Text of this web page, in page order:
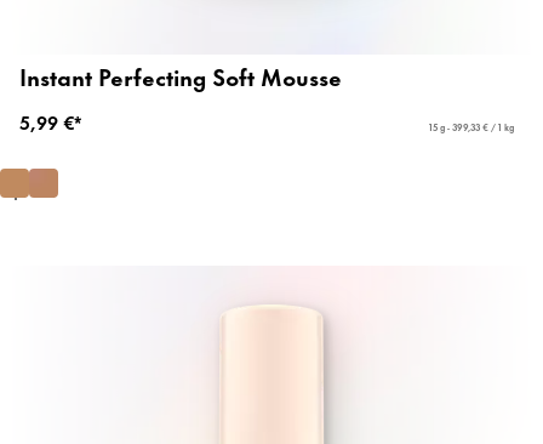
Instant Perfecting Soft Mousse
5,99 €* 15 g - 399,33 € / 1 kg